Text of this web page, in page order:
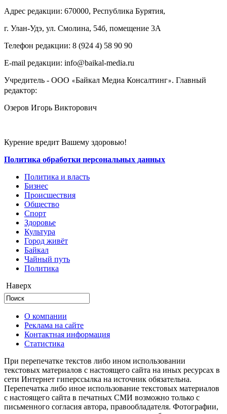
Адрес редакции: 670000, Республика Бурятия,
г. Улан-Удэ, ул. Смолина, 54б, помещение 3А
Телефон редакции: ‎‎8 (924 4) 58 90 90
E-mail редакции: info@baikal-media.ru
Учредитель - ООО «Байкал Медиа Консалтинг». Главный
редактор:
Озеров Игорь Викторович
Курение вредит Вашему здоровью!
Политика обработки персональных данных
Политика и власть
Бизнес
Происшествия
Общество
Cпорт
Здоровье
Культура
Город живёт
Байкал
Чайный путь
Политика
Наверх
О компании
Реклама на сайте
Контактная информация
Статистика
При перепечатке текстов либо ином использовании
текстовых материалов с настоящего сайта на иных ресурсах в
сети Интернет гиперссылка на источник обязательна.
Перепечатка либо иное использование текстовых материалов
с настоящего сайта в печатных СМИ возможно только с
письменного согласия автора, правообладателя. Фотографии,